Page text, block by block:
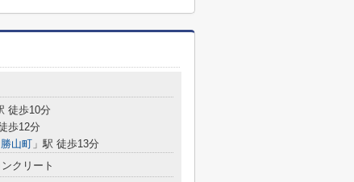
徒歩10分
歩12分
勝山町 」駅 徒歩13分
クリート